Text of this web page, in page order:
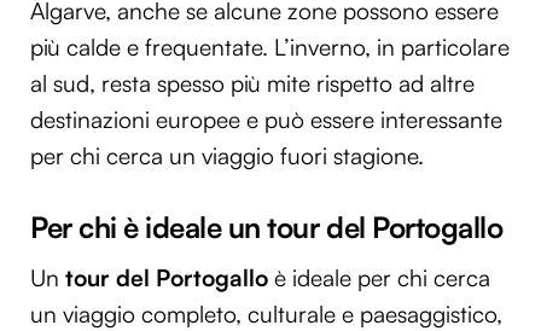
Algarve, anche se alcune zone possono essere
più calde e frequentate. L’inverno, in particolare
al sud, resta spesso più mite rispetto ad altre
destinazioni europee e può essere interessante
per chi cerca un viaggio fuori stagione.
Per chi è ideale un tour del Portogallo
Un tour del Portogallo è ideale per chi cerca
un viaggio completo, culturale e paesaggistico,